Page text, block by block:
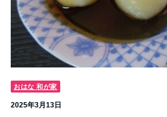
おはな 和が家
2025年3月13日